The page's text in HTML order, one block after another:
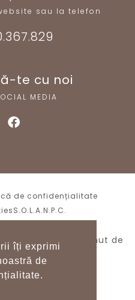
sau la telefon
te cu noi
MEDIA
de confidențialitate
S.O.L.A.N.P.C.
rezervate.
Menținut de
îți exprimi
de